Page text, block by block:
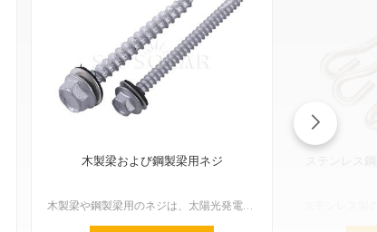
木製梁および鋼製梁用ネジ
木製梁や鋼製梁用のネジは、太陽光発電設備の設置において非常に重要な�